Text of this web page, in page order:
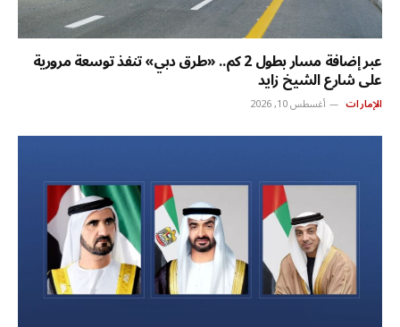
عبر إضافة مسار بطول 2 كم.. «طرق دبي» تنفذ توسعة مرورية
على شارع الشيخ زايد
الإمارات أغسطس 10, 2026